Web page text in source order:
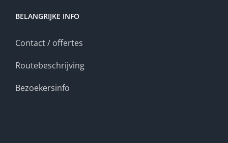
BELANGRIJKE INFO
Contact / offertes
Routebeschrijving
Bezoekersinfo